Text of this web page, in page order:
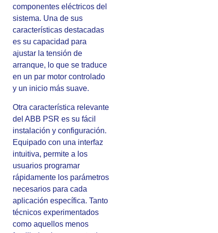
componentes eléctricos del
sistema. Una de sus
características destacadas
es su capacidad para
ajustar la tensión de
arranque, lo que se traduce
en un par motor controlado
y un inicio más suave.
Otra característica relevante
del ABB PSR es su fácil
instalación y configuración.
Equipado con una interfaz
intuitiva, permite a los
usuarios programar
rápidamente los parámetros
necesarios para cada
aplicación específica. Tanto
técnicos experimentados
como aquellos menos